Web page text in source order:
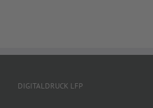
DIGITALDRUCK LFP